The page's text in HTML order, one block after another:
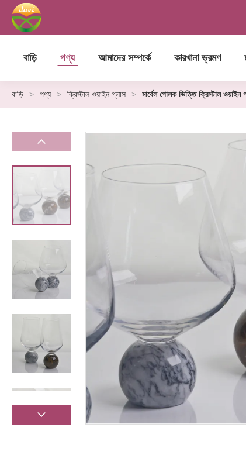
বাড়ি পণ্য আমাদের সম্পর্কে কারখানা ভ্রমণ
বাড়ি > পণ্য > ক্রিস্টাল ওয়াইন গ্লাস > মার্বেল গোলক ভিত্তি ক্রিস্টাল ওয়াইন